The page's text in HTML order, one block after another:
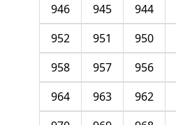
944
945
946
950
951
952
956
957
958
962
963
964